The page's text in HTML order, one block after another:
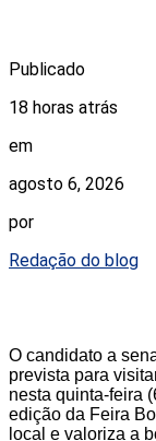
Publicado
18 horas atrás
em
agosto 6, 2026
por
Redação do blog
O candidato a
prevista para
nesta quinta-feira
edição da Feira
local e valoriza a